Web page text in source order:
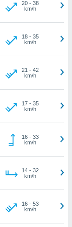
20- 38
km/h
18- 35
km/h
21 - 42
km/h
17- 35
km/h
16- 33
km/h
14- 32
km/h
16- 53
km/h